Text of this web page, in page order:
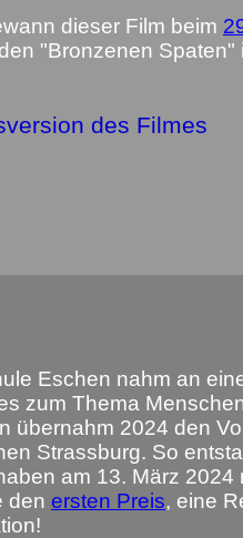
dieser Film beim
den "Bronzenen Spaten"
des Filmes
Eschen nahm an
zum Thema
übernahm 2024 den
Strassburg. So
am 13. März 2024
den ersten Preis, eine